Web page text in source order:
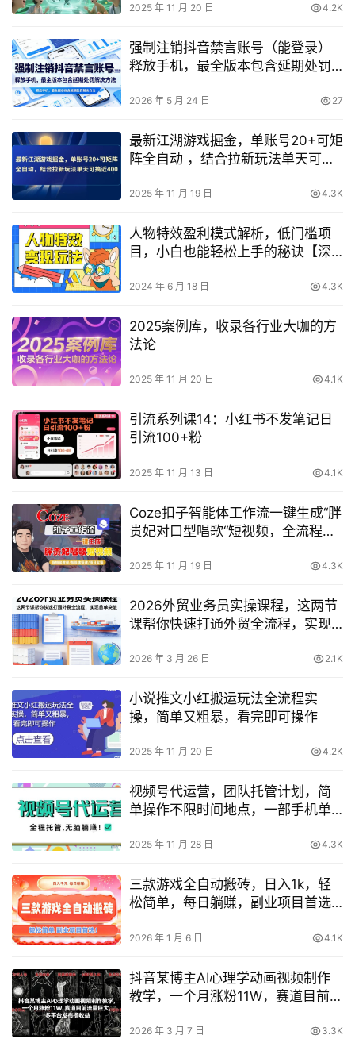
2025 年 11 月 20 日 4.2K
强制注销抖音禁言账号（能登录）
释放手机，最全版本包含延期处罚
2026 年 5 月 24 日 27
最新江湖游戏掘金，单账号20+可矩
阵全自动 ，结合拉新玩法单天可搞
2025 年 11 月 19 日 4.3K
人物特效盈利模式解析，低门槛项
目，小白也能轻松上手的秘诀【深
2024 年 6 月 18 日 4.3K
2025案例库，收录各行业大咖的方
法论
2025 年 11 月 20 日 4.1K
引流系列课14：小红书不发笔记日
引流100+粉
2025 年 11 月 13 日 4.1K
Coze扣子智能体工作流一键生成“胖
贵妃对口型唱歌“短视频，全流程保
2025 年 11 月 19 日 4.3K
2026外贸业务员实操课程，这两节
课帮你快速打通外贸全流程，实现
2026 年 3 月 26 日 2.1K
小说推文小红搬运玩法全流程实
操，简单又粗暴，看完即可操作
2025 年 11 月 20 日 4.2K
视频号代运营，团队托管计划，简
单操作不限时间地点，一部手机单
2025 年 11 月 28 日 4.3K
三款游戏全自动搬砖，日入1k，轻
松简单，每日躺賺，副业项目首选
2026 年 1 月 6 日 4.1K
抖音某博主AI心理学动画视频制作
教学，一个月涨粉11W，赛道目前流
2026 年 3 月 7 日 3.3K